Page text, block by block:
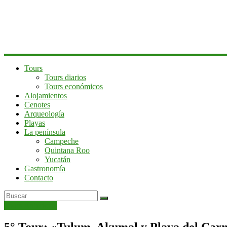
Tours
Tours diarios
Tours económicos
Alojamientos
Cenotes
Arqueología
Playas
La península
Campeche
Quintana Roo
Yucatán
Gastronomía
Contacto